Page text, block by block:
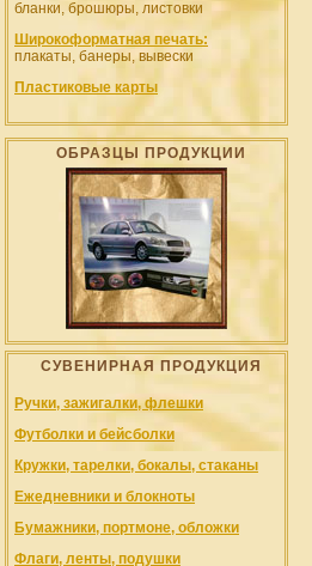
бланки, брошюры, листовки
Широкоформатная печать:
плакаты, банеры, вывески
Пластиковые карты
ОБРАЗЦЫ ПРОДУКЦИИ
СУВЕНИРНАЯ ПРОДУКЦИЯ
Ручки, зажигалки, флешки
Футболки и бейсболки
Кружки, тарелки, бокалы, стаканы
Ежедневники и блокноты
Бумажники, портмоне, обложки
Флаги, ленты, подушки